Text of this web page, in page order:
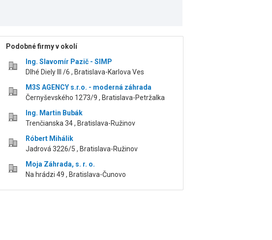
Podobné firmy v okolí
Ing. Slavomír Pazič - SIMP
Dlhé Diely III /6 , Bratislava-Karlova Ves
M3S AGENCY s.r.o. - moderná záhrada
Černyševského 1273/9 , Bratislava-Petržalka
Ing. Martin Bubák
Trenčianska 34 , Bratislava-Ružinov
Róbert Mihálik
Jadrová 3226/5 , Bratislava-Ružinov
Moja Záhrada, s. r. o.
Na hrádzi 49 , Bratislava-Čunovo